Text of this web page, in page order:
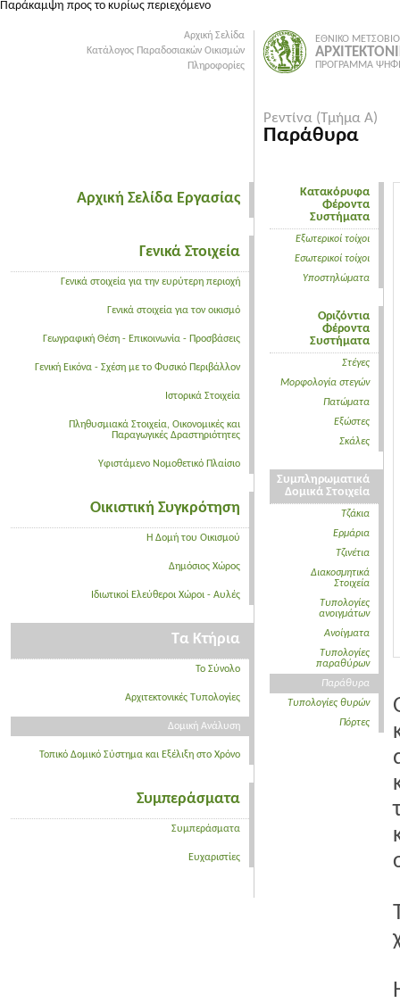
Παράκαμψη προς το κυρίως περιεχόμενο
Αρχική Σελίδα
Κατάλογος Παραδοσιακών Οικισμών
Πληροφορίες
Αρχική Σελίδα Εργασίας
Γενικά Στοιχεία
Γενικά στοιχεία για την ευρύτερη περιοχή
Γενικά στοιχεία για τον οικισμό
Γεωγραφική Θέση - Επικοινωνία - Προσβάσεις
Γενική Εικόνα - Σχέση με το Φυσικό Περιβάλλον
Ιστορικά Στοιχεία
Πληθυσμιακά Στοιχεία, Οικονομικές και
Παραγωγικές Δραστηριότητες
Υφιστάμενο Νομοθετικό Πλαίσιο
Οικιστική Συγκρότηση
Η Δομή του Οικισμού
Δημόσιος Χώρος
Ιδιωτικοί Ελεύθεροι Χώροι - Αυλές
Τα Κτήρια
Το Σύνολο
Αρχιτεκτονικές Τυπολογίες
Δομική Ανάλυση
Τοπικό Δομικό Σύστημα και Εξέλιξη στο Χρόνο
Συμπεράσματα
Συμπεράσματα
Ευχαριστίες
ΕΘΝΙΚΟ
ΠΡΟΓΡΑΜΜΑ
Ρεντίνα (Τμήμα Α)
Παράθυρα
Κατακόρυφα
Φέροντα
Συστήματα
Εξωτερικοί τοίχοι
Εσωτερικοί τοίχοι
Υποστηλώματα
Οριζόντια
Φέροντα
Συστήματα
Στέγες
Μορφολογία στεγών
Πατώματα
Εξώστες
Σκάλες
Συμπληρωματικά
Δομικά Στοιχεία
Τζάκια
Ερμάρια
Τζινέτια
Διακοσμητικά
Στοιχεία
Τυπολογίες
ανοιγμάτων
Ανοίγματα
Τυπολογίες
παραθύρων
Παράθυρα
Τυπολογίες θυρών
Πόρτες